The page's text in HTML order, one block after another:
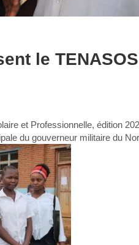
le
et Professionnelle, édition
du gouverneur militaire du